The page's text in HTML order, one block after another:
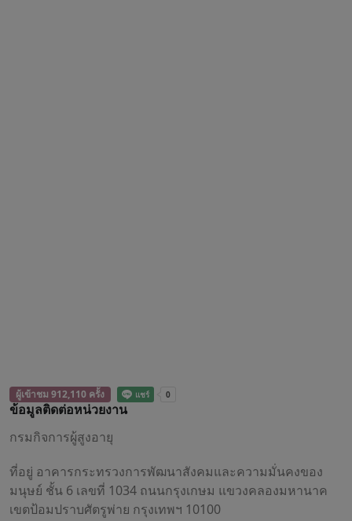
ผู้เข้าชม 912,110 ครั้ง
ข้อมูลติดต่อหน่วยงาน
กรมกิจการผู้สูงอายุ
ที่อยู่ อาคารกระทรวงการพัฒนาสังคมและความมั่นคงของ
มนุษย์ ชั้น 6 เลขที่ 1034 ถนนกรุงเกษม แขวงคลองมหานาค
เขตป้อมปราบศัตรูพ่าย กรุงเทพฯ 10100